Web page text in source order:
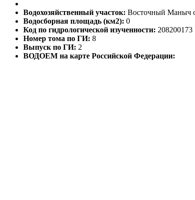
Водохозяйственный участок: Восточный Маныч
Водосборная площадь (км2): 0
Код по гидрологической изученности: 208200173
Номер тома по ГИ: 8
Выпуск по ГИ: 2
ВОДОЕМ на карте Российской Федерации: